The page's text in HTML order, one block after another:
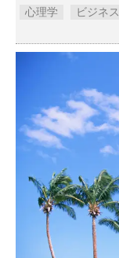
心理学
ビジネス